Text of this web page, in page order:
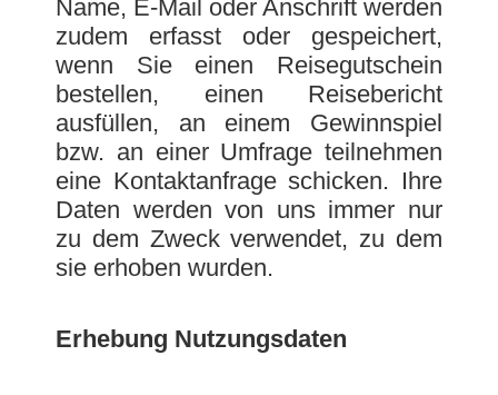
Name, E-Mail oder Anschrift werden
zudem erfasst oder gespeichert,
wenn Sie einen Reisegutschein
bestellen, einen Reisebericht
ausfüllen, an einem Gewinnspiel
bzw. an einer Umfrage teilnehmen
eine Kontaktanfrage schicken. Ihre
Daten werden von uns immer nur
zu dem Zweck verwendet, zu dem
sie erhoben wurden.
Erhebung Nutzungsdaten